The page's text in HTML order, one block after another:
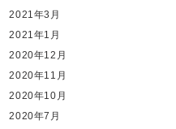
2021年3月
2021年1月
2020年12月
2020年11月
2020年10月
2020年7月